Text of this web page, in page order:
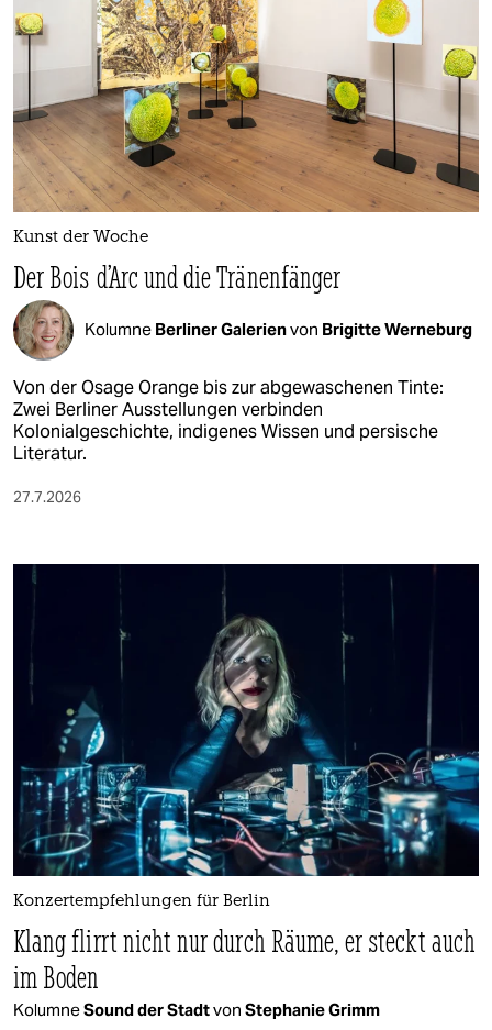
Kunst der Woche
Der Bois d’Arc und die Tränenfänger
Kolumne Berliner Galerienvon Brigitte Werneburg
Von der Osage Orange bis zur abgewaschenen Tinte:
Zwei Berliner Ausstellungen verbinden
Kolonialgeschichte, indigenes Wissen und persische
Literatur.
27.7.2026
Konzertempfehlungen für Berlin
Klang flirrt nicht nur durch Räume, er steckt auch
im Boden
KolumneSound der Stadtvon Stephanie Grimm